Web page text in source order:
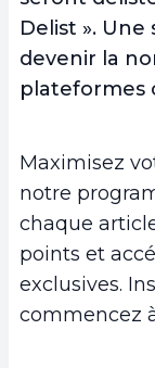
Delist ».
devenir la
plateformes
Maximisez
notre
chaque
points et
exclusives.
commencez